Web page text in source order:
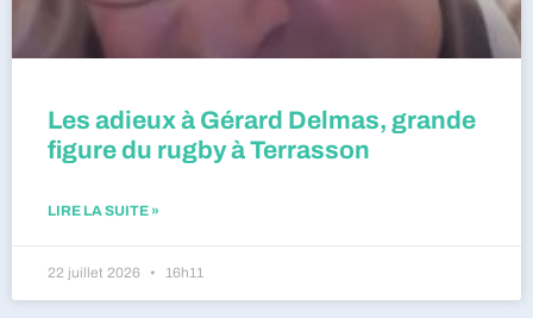
Les adieux à Gérard Delmas, grande
figure du rugby à Terrasson
LIRE LA SUITE »
22 juillet 2026 16h11